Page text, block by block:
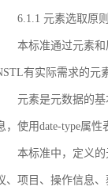
6.1.1 元素选取原
本标准通过元素
有实际需求的元
元素是元数据的
，使用date-type属
本标准中，定义
、项目、操作信息